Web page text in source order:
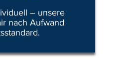
– unsere
nach Aufwand